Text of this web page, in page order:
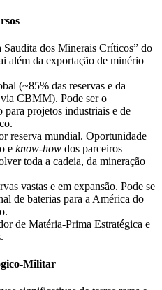
dos Minerais Críticos” do
além da exportação de minério
(~85% das reservas e da
CBMM). Pode ser o
projetos industriais e de
reserva mundial. Oportunidade
e know-how dos parceiros
toda a cadeia, da mineração
vastas e em expansão. Pode se
de baterias para a América do
de Matéria-Prima Estratégica e
Militar